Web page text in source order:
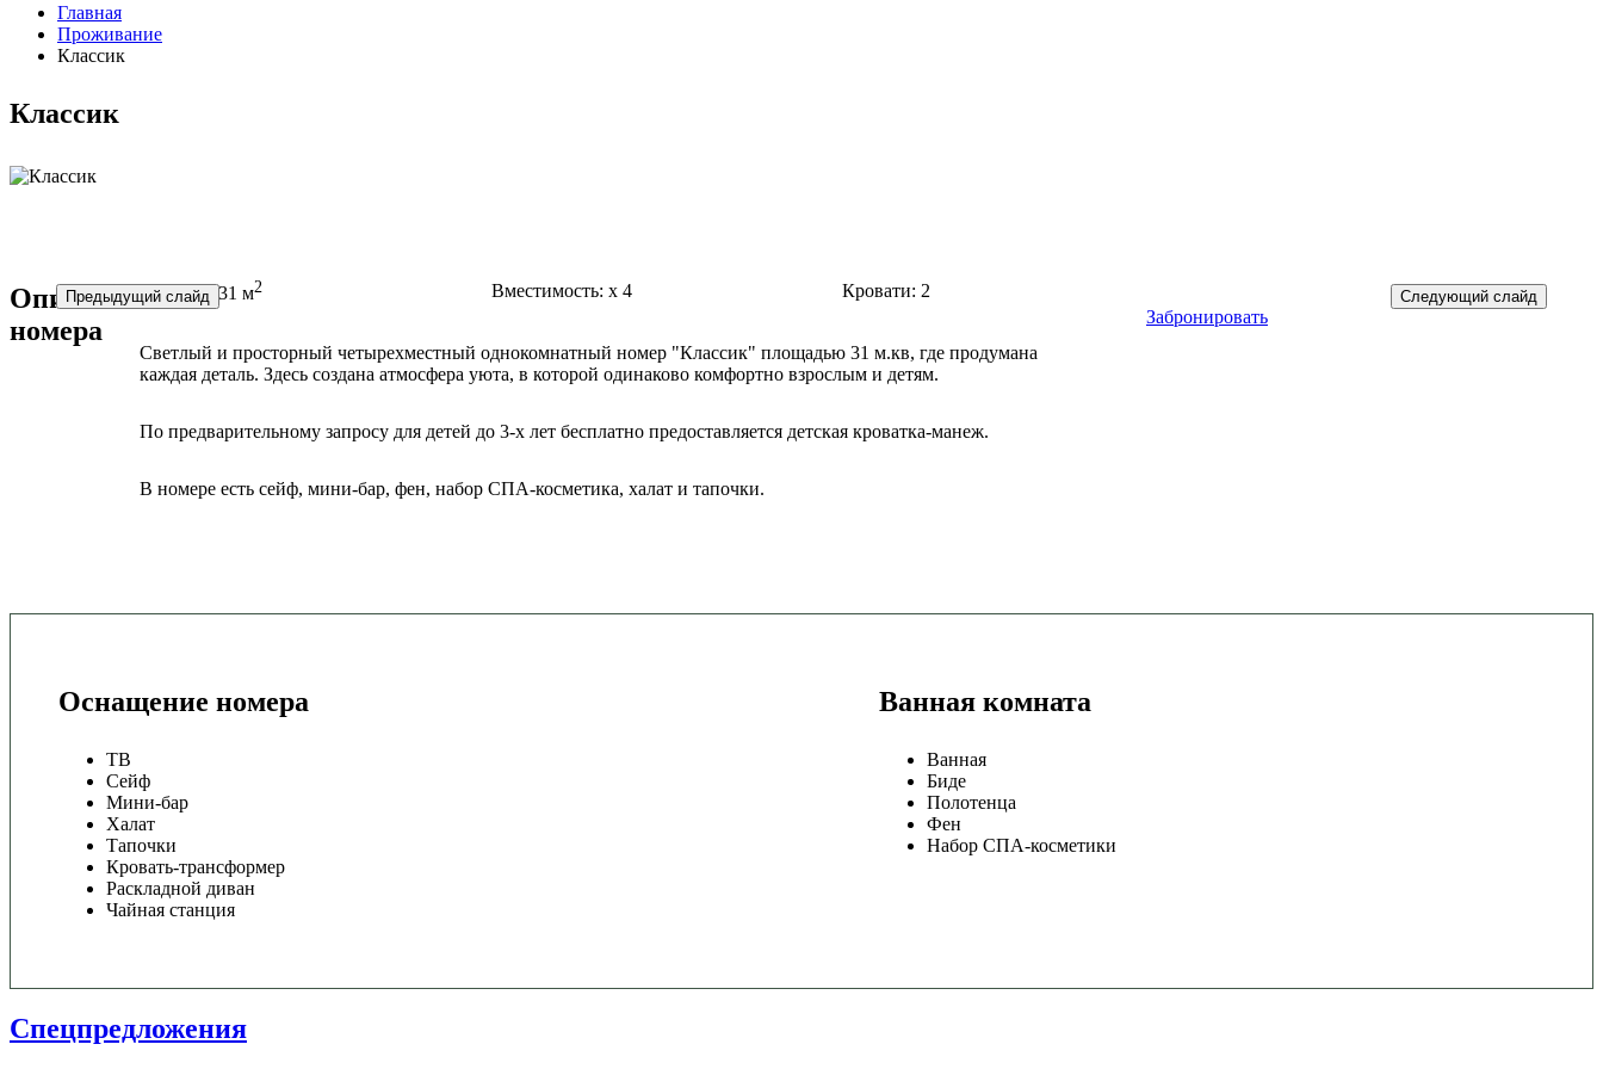
Главная
Проживание
Классик
Классик
Предыдущий слайд Следующий слайд
Описание
номера
Площадь:31 м2 Вместимость: x4 Кровати: 2
Светлый и просторный четырехместный однокомнатный номер "Классик" площадью 31 м.кв, где продумана
каждая деталь. Здесь создана атмосфера уюта, в которой одинаково комфортно взрослым и детям.
По предварительному запросу для детей до 3-х лет бесплатно предоставляется детская кроватка-манеж.
В номере есть сейф, мини-бар, фен, набор СПА-косметика, халат и тапочки.
Забронировать
Оснащение номера
ТВ
Сейф
Мини-бар
Халат
Тапочки
Кровать-трансформер
Раскладной диван
Чайная станция
Ванная комната
Ванная
Биде
Полотенца
Фен
Набор СПА-косметики
Спецпредложения